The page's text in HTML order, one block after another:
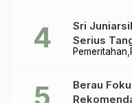
Pemeritahan
Sri
Serius
Praktik
Berau